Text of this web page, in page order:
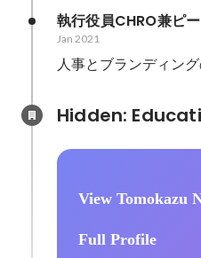
執行役員CHRO兼ピ
Jan 2021
人事とブランディン
View Tomokazu
Full Profile